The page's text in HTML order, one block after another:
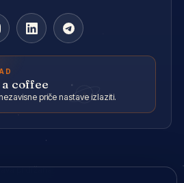
coffee
priče nastave izlaziti.
pridržana.